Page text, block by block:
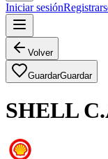
Iniciar sesión
Volver
GuardarGuardar
SHELL